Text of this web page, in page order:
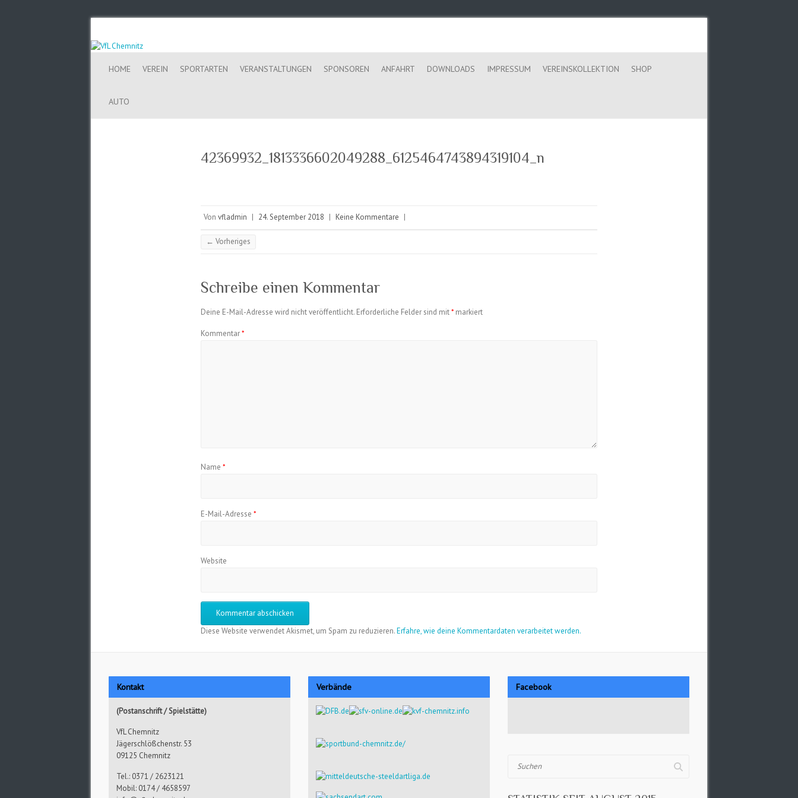
HOME VEREIN SPORTARTEN VERANSTALTUNGEN SPONSOREN ANFAHRT DOWNLOADS IMPRESSUM VEREINSKOLLEKTION SHOP
AUTO
42369932_1813336602049288_6125464743894319104_n
Von vfladmin | 24. September 2018 | Keine Kommentare |
← Vorheriges
Schreibe einen Kommentar
Deine E-Mail-Adresse wird nicht veröffentlicht. Erforderliche Felder sind mit* markiert
Kommentar*
Name *
E-Mail-Adresse *
Website
Diese Website verwendet Akismet, um Spam zu reduzieren.Erfahre, wie deine Kommentardaten verarbeitet werden.
Kontakt
(Postanschrift / Spielstätte)
VfL Chemnitz
Jägerschlößchenstr. 53
09125 Chemnitz
Tel.: 0371 / 2623121
Mobil: 0174 / 4658597
Verbände Facebook